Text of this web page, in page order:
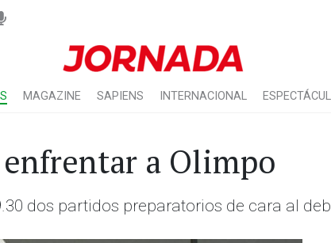
MAGAZINE SAPIENS INTERNACIONAL
a Olimpo
dos partidos preparatorios de cara al